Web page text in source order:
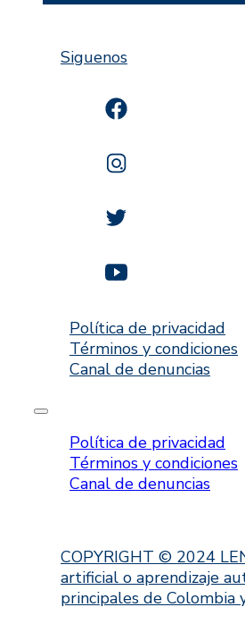
Siguenos
Política de privacidad
Términos y condiciones
Canal de denuncias
Política de privacidad
Términos y condiciones
Canal de denuncias
COPYRIGHT © 2024
artificial o aprendizaje
principales de Colombia